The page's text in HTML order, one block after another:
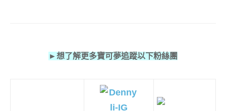
►想了解更多寶可夢追蹤以下粉絲團